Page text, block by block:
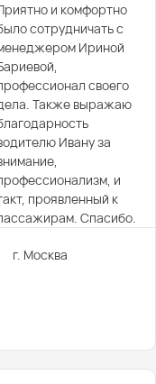
и комфортно
сотрудничать с
Ириной
своего
Также выражаю
Ивану за
и
проявленный к
Спасибо.
г. Москва